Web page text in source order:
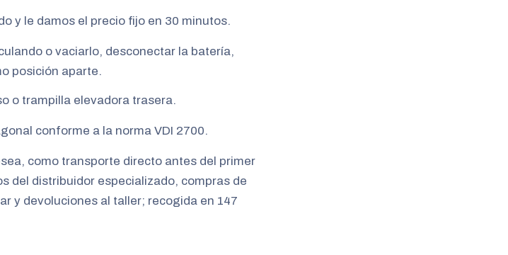
y le damos el precio fijo en 30 minutos.
o vaciarlo, desconectar la batería,
posición aparte.
o trampilla elevadora trasera.
conforme a la norma VDI 2700.
como transporte directo antes del primer
del distribuidor especializado, compras de
y devoluciones al taller; recogida en 147